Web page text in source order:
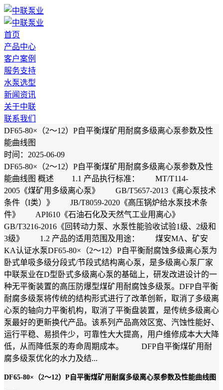
首页
产品中心
客户案例
服务支持
水泵选型
新闻资讯
关于中联
联系我们
DF65-80×（2～12）P自平衡煤矿用耐腐多级离心泵参数及性
能曲线图
时间：2025-06-09
DF65-80×（2～12）P自平衡煤矿用耐腐多级离心泵参数及性
能曲线图 概述 1.1 产品执行标准： MT/T114-
2005《煤矿用多级离心泵》 GB/T5657-2013《离心泵技术
条件（I类）》 JB/T8059-2020《高压锅炉给水泵技术条
件》 API610《石油石化及天然气工业用离心》
GB/T3216-2016《回转动力泵、水泵性能验收试验1级、2级和
3级》 1.2 产品的适用范围及用途： 煤安MA、矿安
KA认证水泵DF65-80×（2～12）P自平衡耐腐蚀多级离心泵为
卧式单吸多级分段式/节段式结构离心泵，是多级离心泵厂家
中联泵业在D型卧式多级离心泵的基础上，研发改进设计的一
种无平衡装置的高压防爆型煤矿用耐腐蚀多级泵。DFP自平衡
耐腐多级泵将传统的结构形式进行了改革创新，取消了多级离
心泵的轴向力平衡机构，取消了平衡盘装置，是传统多级离心
泵最好的更新换代产品。该系列产品高效区宽、汽蚀性能好、
运行平稳、易损件少，可靠性大大提高，用户维修成本大大降
低，从而降低泵的寿命周期成本。 DFP自平衡煤矿用耐
腐多级泵优化的水力及结...
DF65-80×（2～12）P自平衡煤矿用耐腐多级离心泵参数及性能曲线图